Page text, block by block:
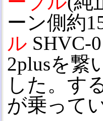
ーン側約
ル SHVC-
2plusを繋
した。す
が乗って